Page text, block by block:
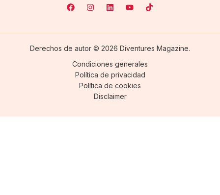
Derechos de autor © 2026 Diventures Magazine.
Condiciones generales
Política de privacidad
Política de cookies
Disclaimer